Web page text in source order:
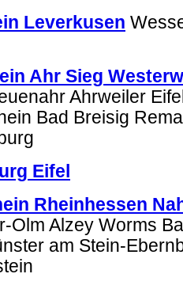
Leverkusen
Ahr Sieg
Ahrweiler
Bad Breisig
Eifel
Rheinhessen
Olm Alzey Worms
am Stein-